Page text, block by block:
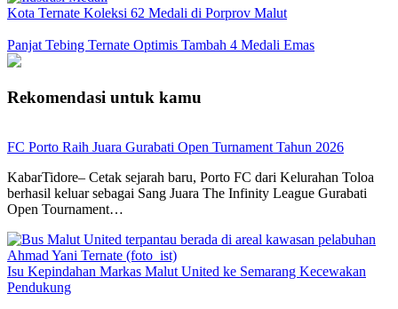
Kota Ternate Koleksi 62 Medali di Porprov Malut
Panjat Tebing Ternate Optimis Tambah 4 Medali Emas
Rekomendasi untuk kamu
FC Porto Raih Juara Gurabati Open Turnament Tahun 2026
KabarTidore– Cetak sejarah baru, Porto FC dari Kelurahan Toloa
berhasil keluar sebagai Sang Juara The Infinity League Gurabati
Open Tournament…
Isu Kepindahan Markas Malut United ke Semarang Kecewakan
Pendukung